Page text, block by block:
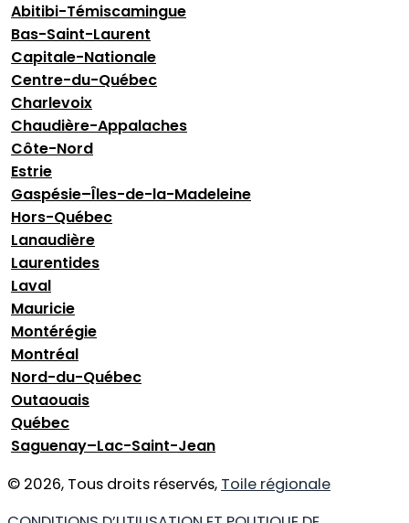
Abitibi-Témiscamingue
Bas-Saint-Laurent
Capitale-Nationale
Centre-du-Québec
Charlevoix
Chaudière-Appalaches
Côte-Nord
Estrie
Gaspésie–Îles-de-la-Madeleine
Hors-Québec
Lanaudière
Laurentides
Laval
Mauricie
Montérégie
Montréal
Nord-du-Québec
Outaouais
Québec
Saguenay–Lac-Saint-Jean
© 2026, Tous droits réservés, Toile régionale